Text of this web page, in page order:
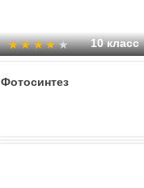
10 класс
Фотосинтез